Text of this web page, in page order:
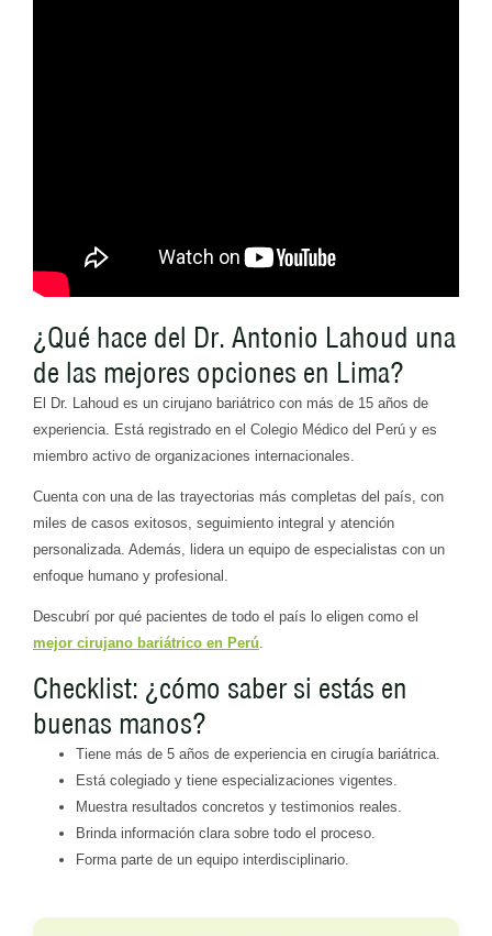
¿Qué hace del Dr. Antonio Lahoud una
de las mejores opciones en Lima?
El Dr. Lahoud es un cirujano bariátrico con más de 15 años de
experiencia. Está registrado en el Colegio Médico del Perú y es
miembro activo de organizaciones internacionales.
Cuenta con una de las trayectorias más completas del país, con
miles de casos exitosos, seguimiento integral y atención
personalizada. Además, lidera un equipo de especialistas con un
enfoque humano y profesional.
Descubrí por qué pacientes de todo el país lo eligen como el
mejor cirujano bariátrico en Perú.
Checklist: ¿cómo saber si estás en
buenas manos?
Tiene más de 5 años de experiencia en cirugía bariátrica.
Está colegiado y tiene especializaciones vigentes.
Muestra resultados concretos y testimonios reales.
Brinda información clara sobre todo el proceso.
Forma parte de un equipo interdisciplinario.